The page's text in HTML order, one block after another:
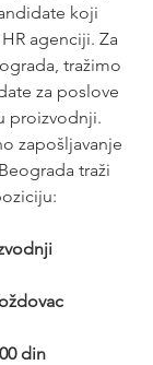
koji
agenciji. Za
tražimo
za poslove
proizvodnji.
zapošljavanje
traži
din